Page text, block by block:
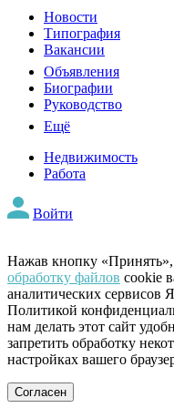
Новости
Типография
Вакансии
Объявления
Биографии
Руководство
Ещё
Недвижимость
Работа
Войти
Нажав кнопку «Принять»,
обработку файлов cookie
аналитических сервисов
Политикой
нам делать этот сайт
запретить обработку
настройках вашего
Согласен